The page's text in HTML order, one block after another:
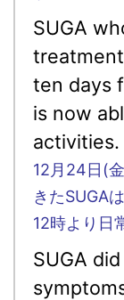
SUGA
ten days
is now
activities.
12月24日(
きたSUGA
12時より日
SUGA